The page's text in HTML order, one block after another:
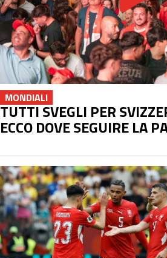
MONDIALI
TUTTI SVEGLI PER
ECCO DOVE SEGUIRE LA